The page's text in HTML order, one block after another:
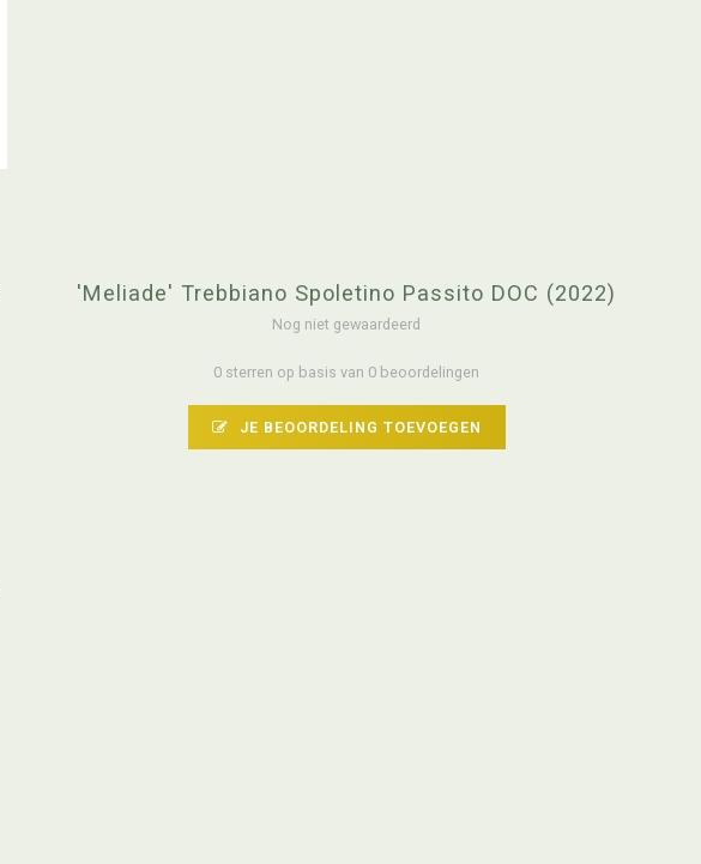
'Meliade' Trebbiano Spoletino Passito DOC (2022)
Nog niet gewaardeerd
0 sterren op basis van 0 beoordelingen
JE BEOORDELING TOEVOEGEN